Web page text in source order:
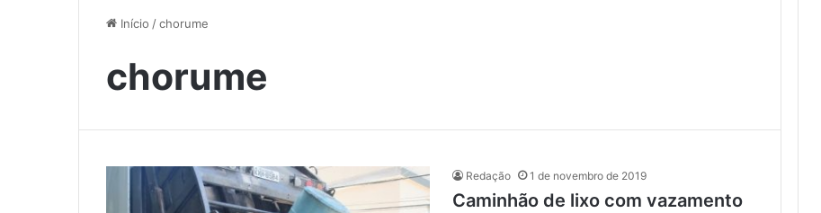
Início /chorume
chorume
Redação 1 de novembro de 2019
Caminhão de lixo com vazamento